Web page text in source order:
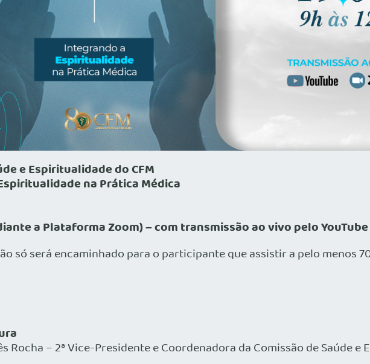
e Espiritualidade do CFM
na Prática Médica
a Plataforma Zoom) – com transmissão ao vivo pelo YouTube
só será encaminhado para o participante que assistir a pelo menos
Rocha – 2ª Vice-Presidente e Coordenadora da Comissão de Saúde e